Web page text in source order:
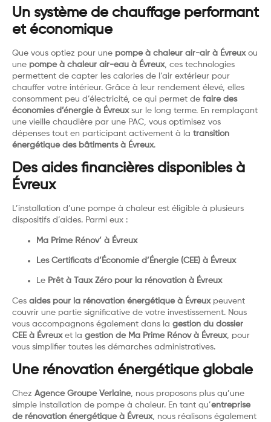
Un système de chauffage performant
et économique
Que vous optiez pour une pompe à chaleur air-air à Évreuxou
une pompe à chaleur air-eau à Évreux, ces technologies
permettent de capter les calories de l’air extérieur pour
chauffer votre intérieur. Grâce à leur rendement élevé, elles
consomment peu d’électricité, ce qui permet de faire des
économies d’énergie à Évreuxsur le long terme. En remplaçant
une vieille chaudière par une PAC, vous optimisez vos
dépenses tout en participant activement à la transition
énergétique des bâtiments à Évreux.
Des aides financières disponibles à
Évreux
L’installation d’une pompe à chaleur est éligible à plusieurs
dispositifs d’aides. Parmi eux :
Ma Prime Rénov’ à Évreux
Les Certificats d’Économie d’Énergie (CEE) à Évreux
Le Prêt à Taux Zéro pour la rénovation à Évreux
Ces aides pour la rénovation énergétique à Évreuxpeuvent
couvrir une partie significative de votre investissement. Nous
vous accompagnons également dans la gestion du dossier
CEE à Évreuxet la gestion de Ma Prime Rénov à Évreux, pour
vous simplifier toutes les démarches administratives.
Une rénovation énergétique globale
Chez Agence Groupe Verlaine, nous proposons plus qu’une
simple installation de pompe à chaleur. En tant qu’entreprise
de rénovation énergétique à Évreux, nous réalisons également